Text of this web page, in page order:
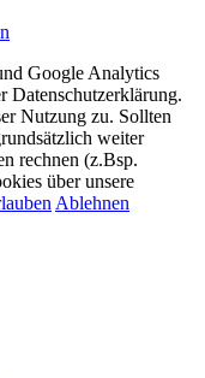
Google Analytics
Datenschutzerklärung.
Nutzung zu. Sollten
weiter
rechnen (z.Bsp.
über unsere
Ablehnen